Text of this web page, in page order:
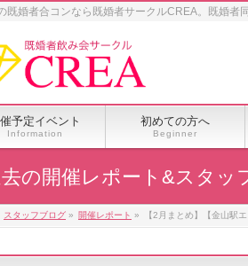
既婚者合コンなら既婚者サークルCREA。既婚者
予定イベント
Information
初めての方へ
Beginner
の開催レポート&スタッ
スタッフブログ » 開催レポート » 【2月まとめ】【金山駅